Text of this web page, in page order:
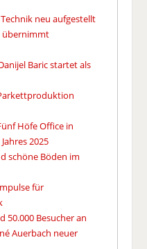
neu aufgestellt
übernimmt
Baric startet als
Höfe Office in
2025
schöne Böden im
für
50.000 Besucher an
Auerbach neuer